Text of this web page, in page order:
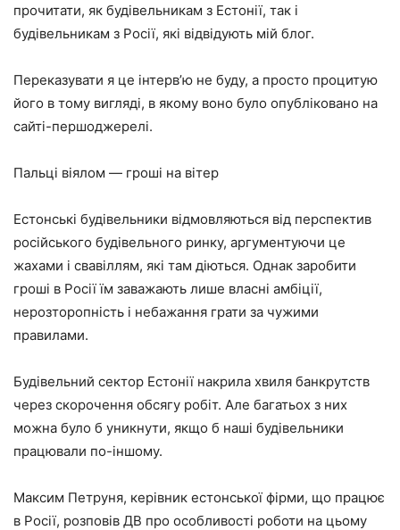
прочитати, як будівельникам з Естонії, так і
будівельникам з Росії, які відвідують мій блог.
Переказувати я це інтерв’ю не буду, а просто процитую
його в тому вигляді, в якому воно було опубліковано на
сайті-першоджерелі.
Пальці віялом — гроші на вітер
Естонські будівельники відмовляються від перспектив
російського будівельного ринку, аргументуючи це
жахами і свавіллям, які там діються. Однак заробити
гроші в Росії їм заважають лише власні амбіції,
нерозторопність і небажання грати за чужими
правилами.
Будівельний сектор Естонії накрила хвиля банкрутств
через скорочення обсягу робіт. Але багатьох з них
можна було б уникнути, якщо б наші будівельники
працювали по-іншому.
Максим Петруня, керівник естонської фірми, що працює
в Росії, розповів ДВ про особливості роботи на цьому